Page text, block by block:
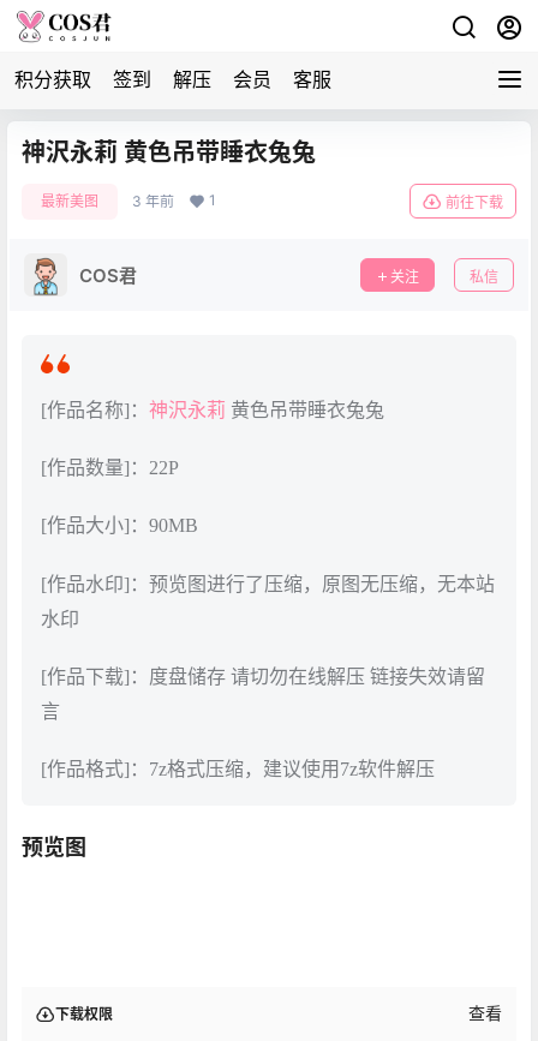
积分获取 签到 解压 会员 客服
神沢永莉 黄色吊带睡衣兔兔
最新美图 3 年前 1 前往下载
COS君 关注 私信
[作品名称]： 神沢永莉 黄色吊带睡衣兔兔
[作品数量]：22P
[作品大小]：90MB
[作品水印]：预览图进行了压缩，原图无压缩，无本站
水印
[作品下载]：度盘储存 请切勿在线解压 链接失效请留
言
[作品格式]：7z格式压缩，建议使用7z软件解压
预览图
下载权限 查看